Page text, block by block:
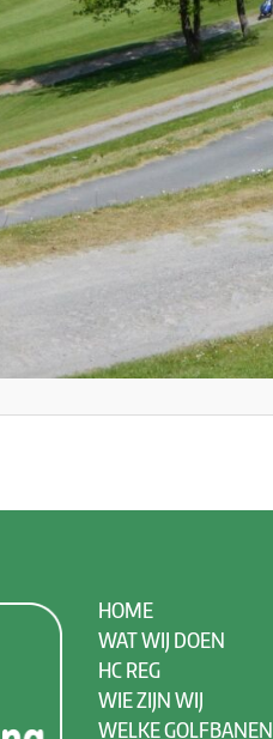
HOME
WAT WIJ DOEN
HC REG
WIE ZIJN WIJ
WELKE GOLFBANEN